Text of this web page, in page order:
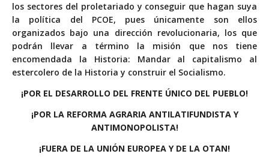
los sectores del proletariado y conseguir que hagan suya
la política del PCOE, pues únicamente son ellos
organizados bajo una dirección revolucionaria, los que
podrán llevar a término la misión que nos tiene
encomendada la Historia: Mandar al capitalismo al
estercolero de la Historia y construir el Socialismo.
¡POR EL DESARROLLO DEL FRENTE ÚNICO DEL PUEBLO!
¡POR LA REFORMA AGRARIA ANTILATIFUNDISTA Y
ANTIMONOPOLISTA!
¡FUERA DE LA UNIÓN EUROPEA Y DE LA OTAN!